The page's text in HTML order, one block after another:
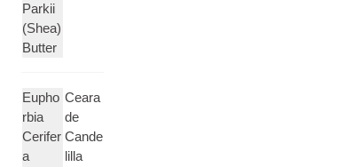
Parkii
(Shea)
Butter
Eupho
rbia
Cerifer
a
Ceara
de
Cande
lilla